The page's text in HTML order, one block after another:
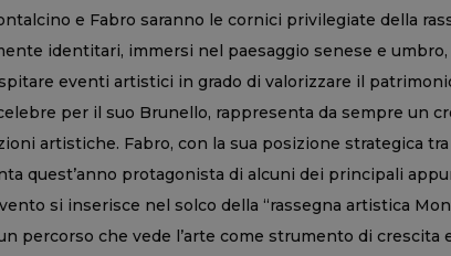
e Fabro saranno le cornici privilegiate della
identitari, immersi nel paesaggio senese e umbro,
eventi artistici in grado di valorizzare il
per il suo Brunello, rappresenta da sempre un
artistiche. Fabro, con la sua posizione strategica tra
quest’anno protagonista di alcuni dei principali
si inserisce nel solco della “rassegna artistica
percorso che vede l’arte come strumento di crescita